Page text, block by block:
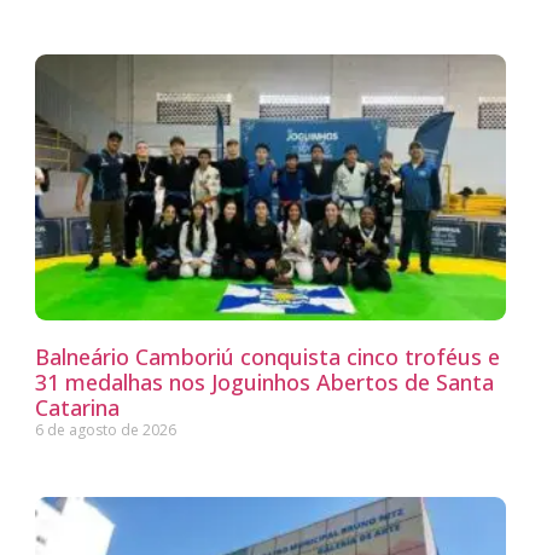
Balneário Camboriú conquista cinco troféus e
31 medalhas nos Joguinhos Abertos de Santa
Catarina
6 de agosto de 2026